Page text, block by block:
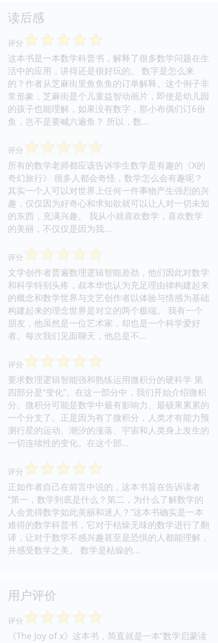
读后感
评分 ☆☆☆☆☆
这本书是一本数学科普书，解释了很多数学问题在生
活中的应用，讲得还是很好玩的。 数字是怎么来
的？作者从芝麻街里鱼鱼鱼的订单解释。这个例子非
常形象，芝麻街是个儿童益智动画片，即使是幼儿园
的孩子也能理解，如果没有数字，那小布偶们订6份
鱼，岂不是要喊六遍鱼？ 所以，数...
评分 ☆☆☆☆☆
所有的数学老师都应该告诉学生数学是有趣的《X的
奇幻旅行》 很多人都会奇怪，数学怎么会有趣呢？
其实一个人可以对世界上任何一件事物产生强烈的兴
趣，仅仅因为好奇心和求知欲就可以让人对一切未知
的东西，充满兴趣。 我从小就喜欢数学，喜欢数学
的美丽，不仅仅是因为我...
评分 ☆☆☆☆☆
文学创作者普遍数理逻辑智能差劲，他们因此对数学
和科学特别头疼，叔本华也认为充足理由律构建起来
的概念和数学世界与文艺创作者以体验与情感为基础
构建起来的理念世界是对立的两个极端。 我有一个
朋友，他虽然是一位艺术家，却也是一个科学爱好
者。每次我们见面聊天，他总是不...
评分 ☆☆☆☆☆
要求数理逻辑智能强和熟练运用微积分的硬科学 第
四部分是“变化”。在这一部分中，我们开始介绍微积
分。微积分可能是数学中最有影响力、最硕果累累的
一个分支了。正是因为有了微积分，人类才有能力预
测行星的运动、潮汐的涨落、宇宙和人类身上发生的
一切连续性的变化。在这个部...
评分 ☆☆☆☆☆
正如作者自己在前言中说的，这本书旨在告诉读者
“第一，数学到底是什么？第二，为什么了解数学的
人会觉得数学如此美丽和迷人？”这本书确实是一本
难得的数学科普书，它对于枯燥无味的数学进行了翻
译，让对于数学不感兴趣甚至是恐惧的人都能理解，
并感受数学之美。 数学是枯燥的...
用户评价
评分 ☆☆☆☆☆
《The Joy of x》这本书，简直就是一本“数学启蒙读